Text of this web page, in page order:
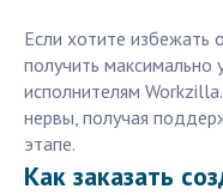
Если хотите избежать
получить
исполнителям
нервы, получая
этапе.
Как заказать